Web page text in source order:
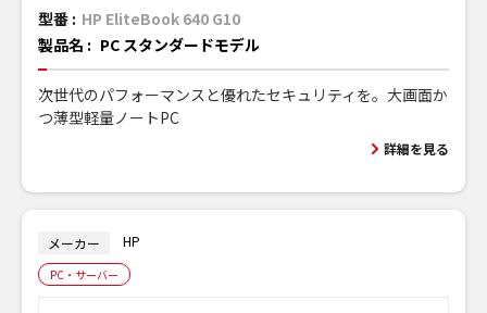
型番 : HP EliteBook 640 G10
製品名 : PC スタンダードモデル
次世代のパフォーマンスと優れたセキュリティを。大画面か
つ薄型軽量ノートPC
詳細を見る
メーカー HP
PC・サーバー